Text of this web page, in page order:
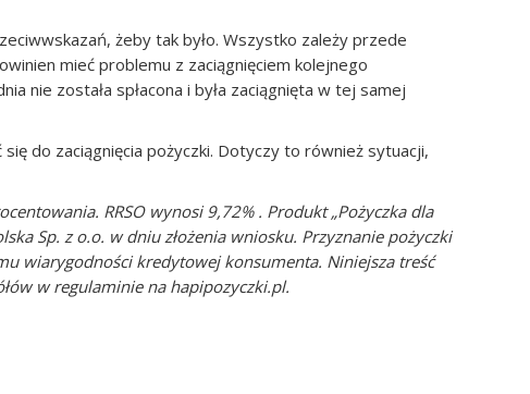
żeby tak było. Wszystko zależy przede
mieć problemu z zaciągnięciem kolejnego
nie została spłacona i była zaciągnięta w tej samej
do zaciągnięcia pożyczki. Dotyczy to również sytuacji,
RRSO wynosi 9,72% . Produkt „Pożyczka dla
Sp. z o.o. w dniu złożenia wniosku. Przyznanie pożyczki
wiarygodności kredytowej konsumenta. Niniejsza treść
w regulaminie na hapipozyczki.pl.